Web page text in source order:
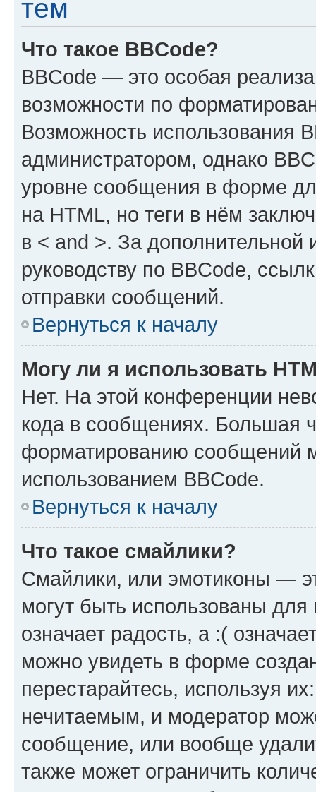
тем
Что такое BBCode?
BBCode — это особая
возможности по
Возможность использования
администратором, однако
уровне сообщения в форме
на HTML, но теги в нём
в < and >. За
руководству по BBCode,
отправки сообщений.
Вернуться к началу
Могу ли я использовать
Нет. На этой конференции
кода в сообщениях. Большая
форматированию сообщений
использованием BBCode.
Вернуться к началу
Что такое смайлики?
Смайлики, или эмотиконы —
могут быть использованы
означает радость, а :(
можно увидеть в форме
перестарайтесь, используя
нечитаемым, и модератор
сообщение, или вообще
также может ограничить